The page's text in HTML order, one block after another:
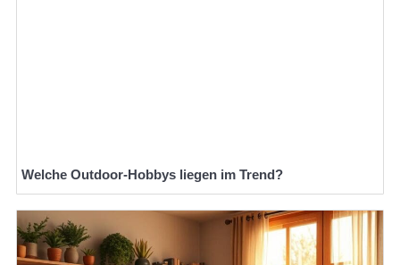
Welche Outdoor-Hobbys liegen im Trend?